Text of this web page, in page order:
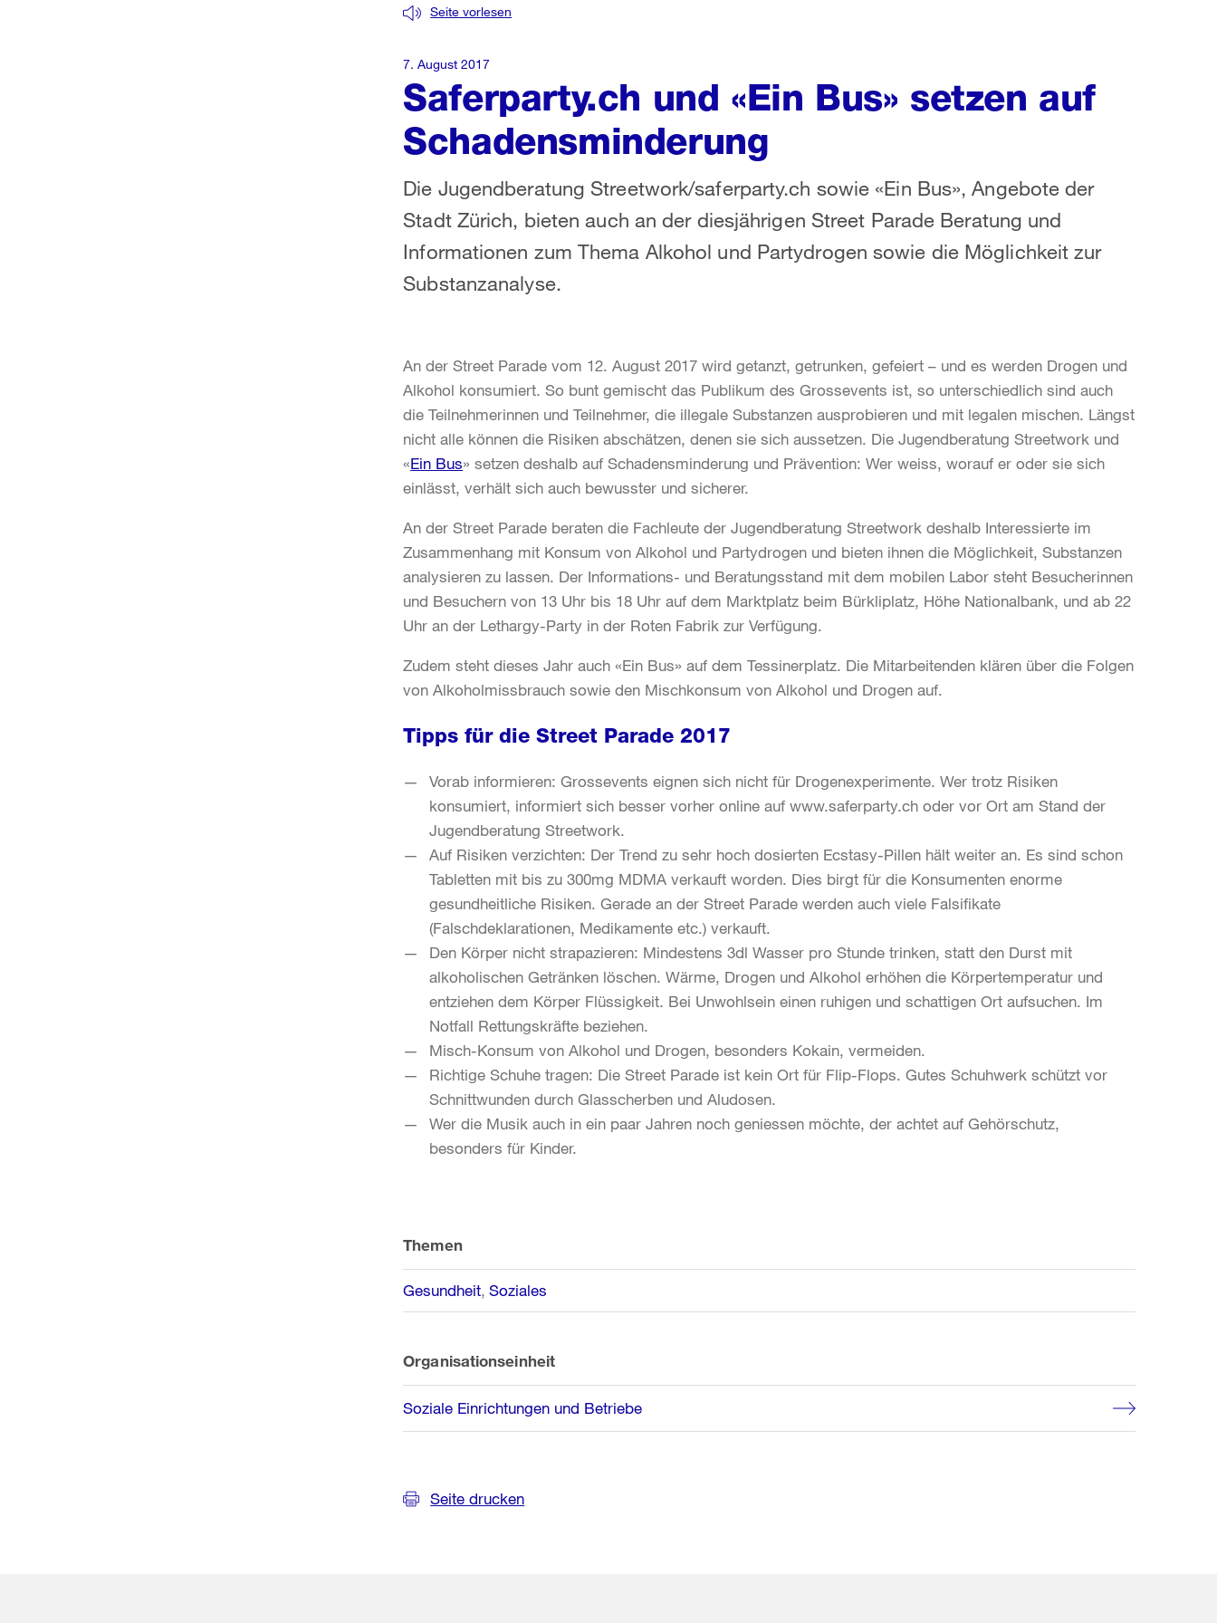
Saferparty.ch und «Ein Bus» setzen auf
Schadensminderung
Seite vorlesen
Die Jugendberatung Streetwork/saferparty.ch sowie «Ein Bus», Angebote der
Stadt Zürich, bieten auch an der diesjährigen Street Parade Beratung und
Informationen zum Thema Alkohol und Partydrogen sowie die Möglichkeit zur
Substanzanalyse.
7. August 2017
An der Street Parade vom 12. August 2017 wird getanzt, getrunken, gefeiert – und es werden Drogen und
Alkohol konsumiert. So bunt gemischt das Publikum des Grossevents ist, so unterschiedlich sind auch
die Teilnehmerinnen und Teilnehmer, die illegale Substanzen ausprobieren und mit legalen mischen. Längst
nicht alle können die Risiken abschätzen, denen sie sich aussetzen. Die Jugendberatung Streetwork und
«Ein Bus» setzen deshalb auf Schadensminderung und Prävention: Wer weiss, worauf er oder sie sich
einlässt, verhält sich auch bewusster und sicherer.
An der Street Parade beraten die Fachleute der Jugendberatung Streetwork deshalb Interessierte im
Zusammenhang mit Konsum von Alkohol und Partydrogen und bieten ihnen die Möglichkeit, Substanzen
analysieren zu lassen. Der Informations- und Beratungsstand mit dem mobilen Labor steht Besucherinnen
und Besuchern von 13 Uhr bis 18 Uhr auf dem Marktplatz beim Bürkliplatz, Höhe Nationalbank, und ab 22
Uhr an der Lethargy-Party in der Roten Fabrik zur Verfügung.
Zudem steht dieses Jahr auch «Ein Bus» auf dem Tessinerplatz. Die Mitarbeitenden klären über die Folgen
von Alkoholmissbrauch sowie den Mischkonsum von Alkohol und Drogen auf.
Tipps für die Street Parade 2017
Vorab informieren: Grossevents eignen sich nicht für Drogenexperimente. Wer trotz Risiken
konsumiert, informiert sich besser vorher online auf www.saferparty.ch oder vor Ort am Stand der
Jugendberatung Streetwork.
Auf Risiken verzichten: Der Trend zu sehr hoch dosierten Ecstasy-Pillen hält weiter an. Es sind schon
Tabletten mit bis zu 300mg MDMA verkauft worden. Dies birgt für die Konsumenten enorme
gesundheitliche Risiken. Gerade an der Street Parade werden auch viele Falsifikate
(Falschdeklarationen, Medikamente etc.) verkauft.
Den Körper nicht strapazieren: Mindestens 3dl Wasser pro Stunde trinken, statt den Durst mit
alkoholischen Getränken löschen. Wärme, Drogen und Alkohol erhöhen die Körpertemperatur und
entziehen dem Körper Flüssigkeit. Bei Unwohlsein einen ruhigen und schattigen Ort aufsuchen. Im
Notfall Rettungskräfte beziehen.
Misch-Konsum von Alkohol und Drogen, besonders Kokain, vermeiden.
Richtige Schuhe tragen: Die Street Parade ist kein Ort für Flip-Flops. Gutes Schuhwerk schützt vor
Schnittwunden durch Glasscherben und Aludosen.
Wer die Musik auch in ein paar Jahren noch geniessen möchte, der achtet auf Gehörschutz,
besonders für Kinder.
Informationen
Themen
Gesundheit Soziales
Organisationseinheit
Soziale Einrichtungen und Betriebe
Seite drucken